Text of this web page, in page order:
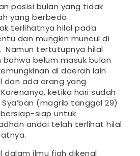
posisi bulan yang tidak
yang berbeda
terlihatnya hilal pada
dan mungkin muncul di
Namun tertutupnya hilal
belum masuk bulan
di daerah lain
dan ada orang yang
ketika hari sudah
(magrib tanggal 29)
siap untuk
andai telah terlihat hilal
dalam ilmu fiqh dikenal